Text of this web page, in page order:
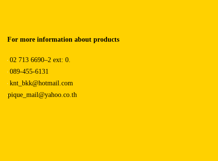
For more information about products
02 713 6690–2 ext: 0.
089-455-6131
knt_bkk@hotmail.com
pique_mail@yahoo.co.th